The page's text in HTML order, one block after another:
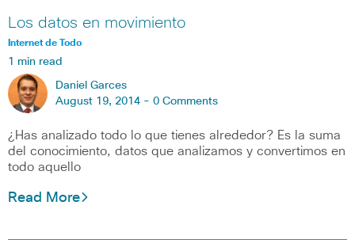
Los datos en movimiento
Internet de Todo
1 min read
Daniel Garces
August 19, 2014 - 0 Comments
¿Has analizado todo lo que tienes alrededor? Es la suma
del conocimiento, datos que analizamos y convertimos en
todo aquello
Read More